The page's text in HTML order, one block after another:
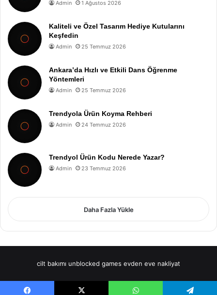
Admin 1 Ağustos 2026
Kaliteli ve Özel Tasarım Hediye Kutularını
Keşfedin
Admin 25 Temmuz 2026
Ankara’da Hızlı ve Etkili Dans Öğrenme
Yöntemleri
Admin 25 Temmuz 2026
Trendyola Ürün Koyma Rehberi
Admin 24 Temmuz 2026
Trendyol Ürün Kodu Nerede Yazar?
Admin 23 Temmuz 2026
Daha Fazla Yükle
cilt bakımı unblocked games evden eve nakliyat